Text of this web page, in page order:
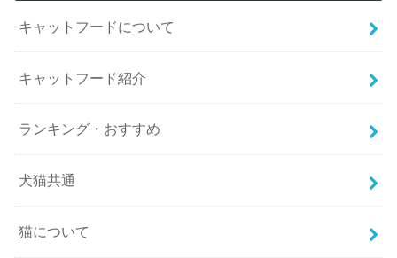
キャットフードについて
キャットフード紹介
ランキング・おすすめ
犬猫共通
猫について